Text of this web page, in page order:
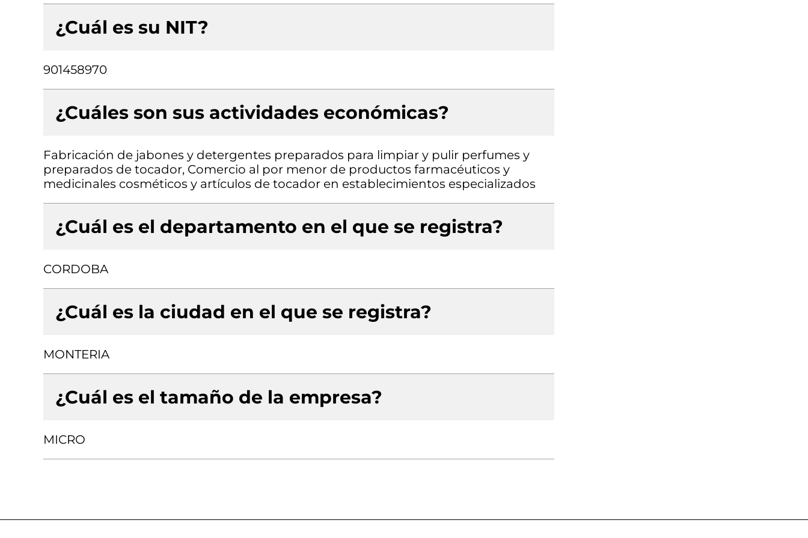
¿Cuál es su NIT?
901458970
¿Cuáles son sus actividades económicas?
Fabricación de jabones y detergentes preparados para limpiar y pulir perfumes y
preparados de tocador, Comercio al por menor de productos farmacéuticos y
medicinales cosméticos y artículos de tocador en establecimientos especializados
¿Cuál es el departamento en el que se registra?
CORDOBA
¿Cuál es la ciudad en el que se registra?
MONTERIA
¿Cuál es el tamaño de la empresa?
MICRO